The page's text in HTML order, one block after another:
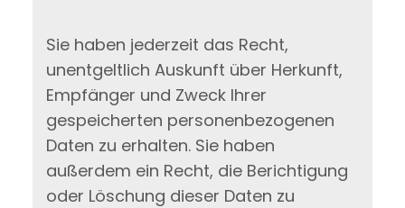
Sie haben jederzeit das Recht,
unentgeltlich Auskunft über Herkunft,
Empfänger und Zweck Ihrer
gespeicherten personenbezogenen
Daten zu erhalten. Sie haben
außerdem ein Recht, die Berichtigung
oder Löschung dieser Daten zu